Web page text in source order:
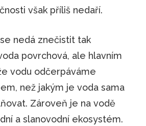
však příliš nedaří.
nedá znečistit tak
povrchová, ale hlavním
vodu odčerpáváme
než jakým je voda sama
Zároveň je na vodě
a slanovodní ekosystém.